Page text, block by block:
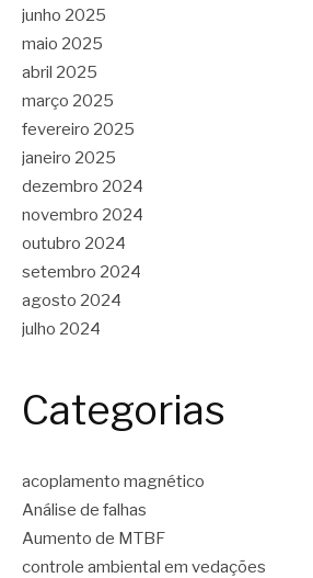
junho 2025
maio 2025
abril 2025
março 2025
fevereiro 2025
janeiro 2025
dezembro 2024
novembro 2024
outubro 2024
setembro 2024
agosto 2024
julho 2024
Categorias
acoplamento magnético
Análise de falhas
Aumento de MTBF
controle ambiental em vedações